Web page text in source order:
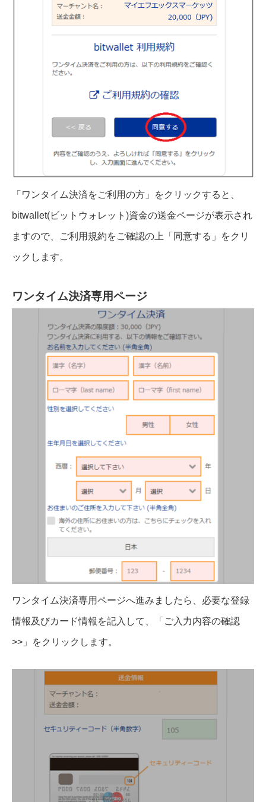
「ワンタイム決済をご利用の方」をクリックすると、
bitwallet(ビットウォレット)資金の送金ページが表示され
ますので、ご利用規約をご確認の上「同意する」をクリ
ックします。
ワンタイム決済専用ページ
ワンタイム決済専用ページへ進みましたら、必要な登録
情報及びカード情報を記入して、「ご入力内容の確認
>>」をクリックします。